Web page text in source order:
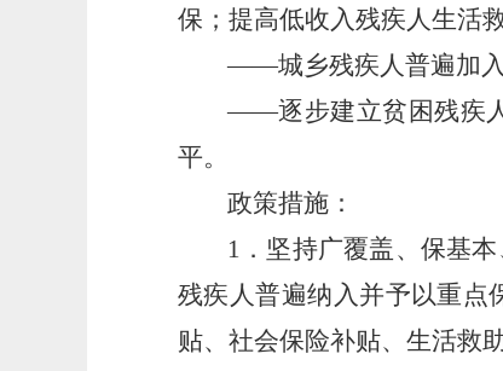
保；提高低收入残疾人生活
——城乡残疾人普遍加入
——逐步建立贫困残疾
平。
政策措施：
1．坚持广覆盖、保基
残疾人普遍纳入并予以重点
贴、社会保险补贴、生活救